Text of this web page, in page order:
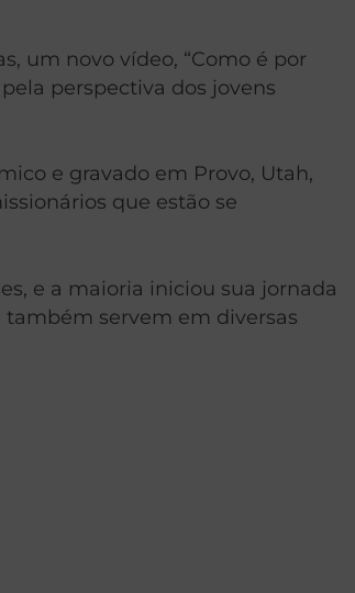
um novo vídeo, “Como é por
perspectiva dos jovens
e gravado em Provo, Utah,
que estão se
e a maioria iniciou sua jornada
também servem em diversas